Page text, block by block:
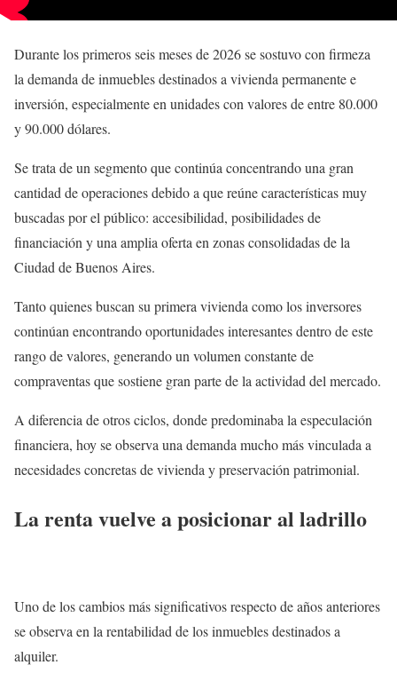
Durante los primeros seis meses de 2026 se sostuvo con firmeza
la demanda de inmuebles destinados a vivienda permanente e
inversión, especialmente en unidades con valores de entre 80.000
y 90.000 dólares.
Se trata de un segmento que continúa concentrando una gran
cantidad de operaciones debido a que reúne características muy
buscadas por el público: accesibilidad, posibilidades de
financiación y una amplia oferta en zonas consolidadas de la
Ciudad de Buenos Aires.
Tanto quienes buscan su primera vivienda como los inversores
continúan encontrando oportunidades interesantes dentro de este
rango de valores, generando un volumen constante de
compraventas que sostiene gran parte de la actividad del mercado.
A diferencia de otros ciclos, donde predominaba la especulación
financiera, hoy se observa una demanda mucho más vinculada a
necesidades concretas de vivienda y preservación patrimonial.
La renta vuelve a posicionar al ladrillo
Uno de los cambios más significativos respecto de años anteriores
se observa en la rentabilidad de los inmuebles destinados a
alquiler.